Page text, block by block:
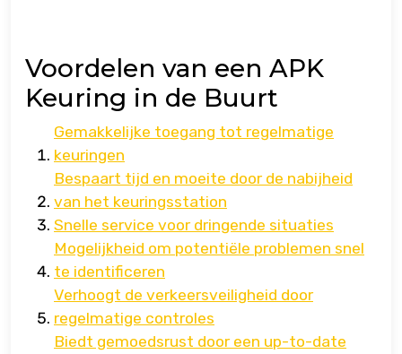
Voordelen van een APK
Keuring in de Buurt
Gemakkelijke toegang tot regelmatige
keuringen
Bespaart tijd en moeite door de nabijheid
van het keuringsstation
Snelle service voor dringende situaties
Mogelijkheid om potentiële problemen snel
te identificeren
Verhoogt de verkeersveiligheid door
regelmatige controles
Biedt gemoedsrust door een up-to-date